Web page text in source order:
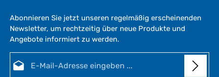
Abonnieren Sie jetzt unseren regelmäßig erscheinenden
Newsletter, um rechtzeitig über neue Produkte und
Angebote informiert zu werden.